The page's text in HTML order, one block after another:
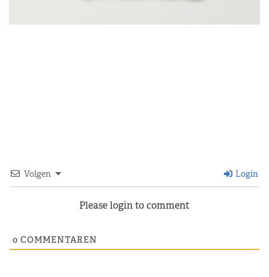
Volgen Login
Please login to comment
0 COMMENTAREN